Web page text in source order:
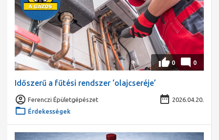
0 0
Időszerű a fűtési rendszer ‘olajcseréje’
Ferenczi Épületgépészet
2026.04.20.
Érdekességek